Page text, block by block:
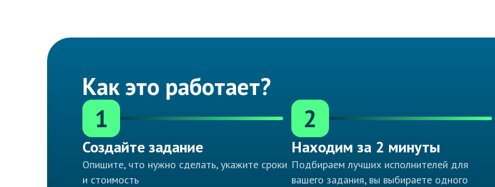
Как это работает?
1
Создайте задание
Опишите, что нужно сделать, укажите сроки
и стоимость
2
Находим за 2 минуты
Подбираем лучших исполнителей для
вашего задания, вы выбираете одного